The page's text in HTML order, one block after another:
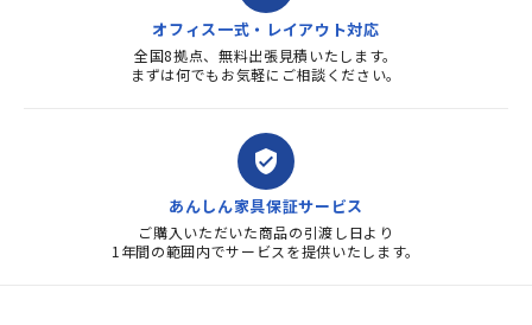
オフィス一式・レイアウト対応
全国8拠点、無料出張見積いたします。
まずは何でもお気軽にご相談ください。
verified_user
あんしん家具保証サービス
ご購入いただいた商品の引渡し日より
1年間の範囲内でサービスを提供いたします。